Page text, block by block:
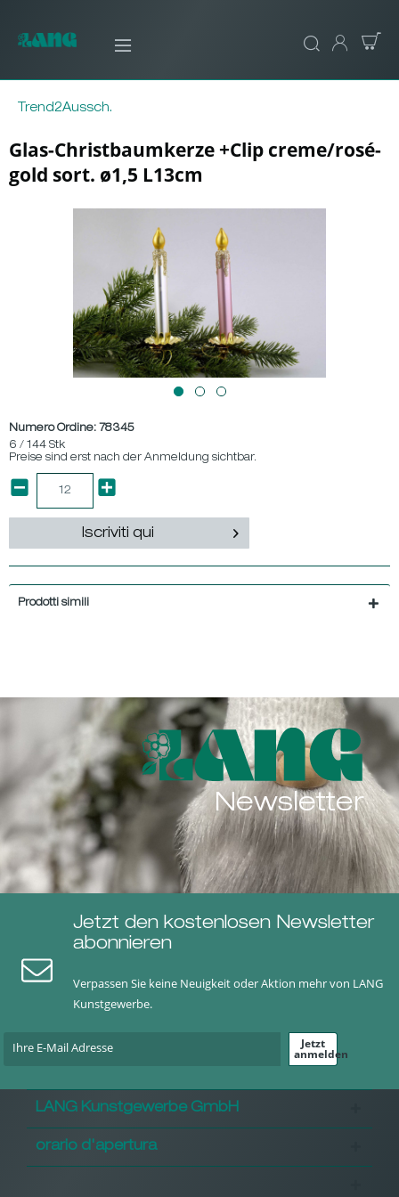
Trend2Aussch.
Glas-Christbaumkerze +Clip creme/rosé-
gold sort. ø1,5 L13cm
Numero Ordine: 78345
6 / 144 Stk
Preise sind erst nach der Anmeldung sichtbar.
Iscriviti qui
Prodotti simili
Newsletter
Jetzt den kostenlosen Newsletter
abonnieren
Verpassen Sie keine Neuigkeit oder Aktion mehr von LANG
Kunstgewerbe.
Jetzt
anmelden
LANG Kunstgewerbe GmbH
orario d'apertura